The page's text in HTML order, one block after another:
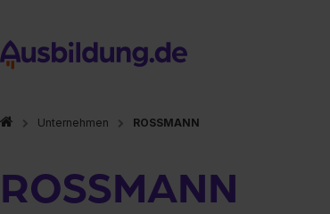
Unternehmen ROSSMANN
ROSSMANN